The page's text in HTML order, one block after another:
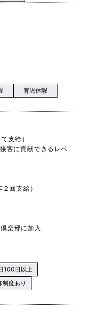
育児休暇
支給）
客に貢献できるレベ
回支給）
楽部に加入
100日以上
制度あり